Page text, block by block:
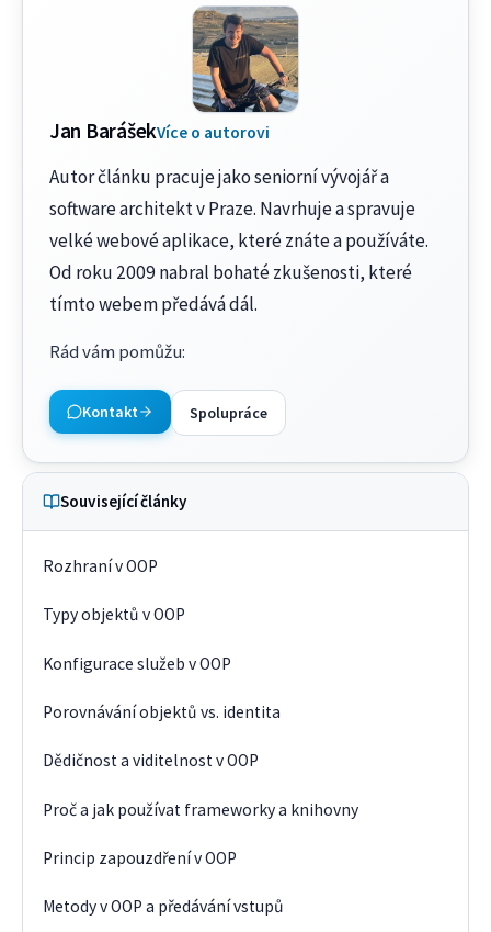
Jan BarášekVíce o autorovi
Autor článku pracuje jako seniorní vývojář a
software architekt v Praze. Navrhuje a spravuje
velké webové aplikace, které znáte a používáte.
Od roku 2009 nabral bohaté zkušenosti, které
tímto webem předává dál.
Rád vám pomůžu:
Kontakt Spolupráce
Související články
Rozhraní v OOP
Typy objektů v OOP
Konfigurace služeb v OOP
Porovnávání objektů vs. identita
Dědičnost a viditelnost v OOP
Proč a jak používat frameworky a knihovny
Princip zapouzdření v OOP
Metody v OOP a předávání vstupů